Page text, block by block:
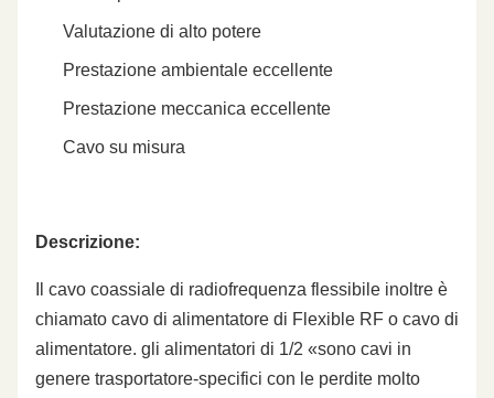
Valutazione di alto potere
Prestazione ambientale eccellente
Prestazione meccanica eccellente
Cavo su misura
Descrizione:
Il cavo coassiale di radiofrequenza flessibile inoltre è
chiamato cavo di alimentatore di Flexible RF o cavo di
alimentatore. gli alimentatori di 1/2 «sono cavi in
genere trasportatore-specifici con le perdite molto